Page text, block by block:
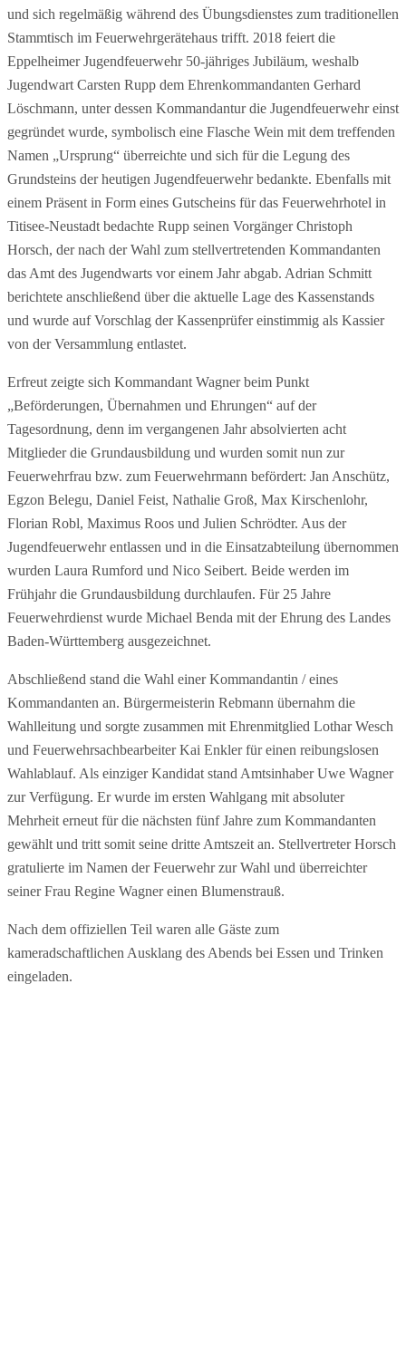
und sich regelmäßig während des Übungsdienstes zum traditionellen
Stammtisch im Feuerwehrgerätehaus trifft. 2018 feiert die
Eppelheimer Jugendfeuerwehr 50-jähriges Jubiläum, weshalb
Jugendwart Carsten Rupp dem Ehrenkommandanten Gerhard
Löschmann, unter dessen Kommandantur die Jugendfeuerwehr einst
gegründet wurde, symbolisch eine Flasche Wein mit dem treffenden
Namen „Ursprung“ überreichte und sich für die Legung des
Grundsteins der heutigen Jugendfeuerwehr bedankte. Ebenfalls mit
einem Präsent in Form eines Gutscheins für das Feuerwehrhotel in
Titisee-Neustadt bedachte Rupp seinen Vorgänger Christoph
Horsch, der nach der Wahl zum stellvertretenden Kommandanten
das Amt des Jugendwarts vor einem Jahr abgab. Adrian Schmitt
berichtete anschließend über die aktuelle Lage des Kassenstands
und wurde auf Vorschlag der Kassenprüfer einstimmig als Kassier
von der Versammlung entlastet.
Erfreut zeigte sich Kommandant Wagner beim Punkt
„Beförderungen, Übernahmen und Ehrungen“ auf der
Tagesordnung, denn im vergangenen Jahr absolvierten acht
Mitglieder die Grundausbildung und wurden somit nun zur
Feuerwehrfrau bzw. zum Feuerwehrmann befördert: Jan Anschütz,
Egzon Belegu, Daniel Feist, Nathalie Groß, Max Kirschenlohr,
Florian Robl, Maximus Roos und Julien Schrödter. Aus der
Jugendfeuerwehr entlassen und in die Einsatzabteilung übernommen
wurden Laura Rumford und Nico Seibert. Beide werden im
Frühjahr die Grundausbildung durchlaufen. Für 25 Jahre
Feuerwehrdienst wurde Michael Benda mit der Ehrung des Landes
Baden-Württemberg ausgezeichnet.
Abschließend stand die Wahl einer Kommandantin / eines
Kommandanten an. Bürgermeisterin Rebmann übernahm die
Wahlleitung und sorgte zusammen mit Ehrenmitglied Lothar Wesch
und Feuerwehrsachbearbeiter Kai Enkler für einen reibungslosen
Wahlablauf. Als einziger Kandidat stand Amtsinhaber Uwe Wagner
zur Verfügung. Er wurde im ersten Wahlgang mit absoluter
Mehrheit erneut für die nächsten fünf Jahre zum Kommandanten
gewählt und tritt somit seine dritte Amtszeit an. Stellvertreter Horsch
gratulierte im Namen der Feuerwehr zur Wahl und überreichter
seiner Frau Regine Wagner einen Blumenstrauß.
Nach dem offiziellen Teil waren alle Gäste zum
kameradschaftlichen Ausklang des Abends bei Essen und Trinken
eingeladen.